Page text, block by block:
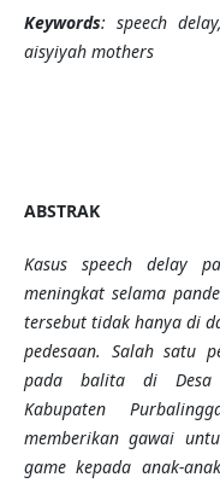
Keywords: speech
aisyiyah mothers
ABSTRAK
Kasus speech delay
meningkat selama
tersebut tidak hanya di
pedesaan. Salah satu
pada balita di Desa
Kabupaten
memberikan gawai
game kepada anak-